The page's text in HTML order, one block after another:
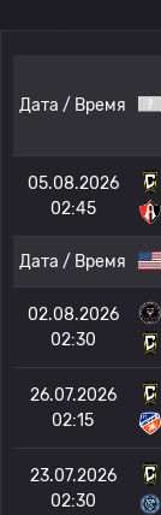
Дата / Время
05.08.2026
02:45
Дата / Время
02.08.2026
02:30
26.07.2026
02:15
23.07.2026
02:30